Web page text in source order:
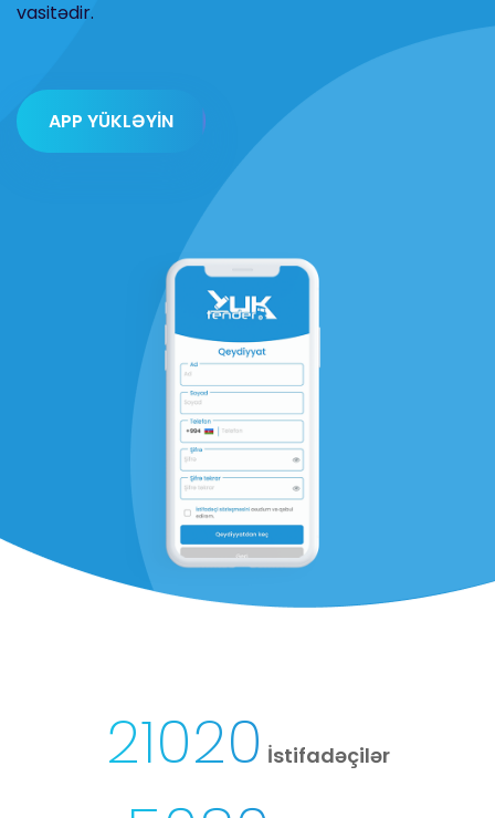
vasitədir.
APP YÜKLƏYİN
21020 İstifadəçilər